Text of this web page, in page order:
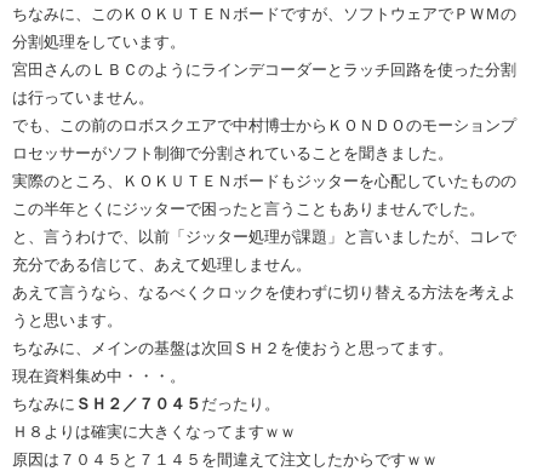
ちなみに、このＫＯＫＵＴＥＮボードですが、ソフトウェアでＰＷＭの
分割処理をしています。
宮田さんのＬＢＣのようにラインデコーダーとラッチ回路を使った分割
は行っていません。
でも、この前のロボスクエアで中村博士からＫＯＮＤＯのモーションプ
ロセッサーがソフト制御で分割されていることを聞きました。
実際のところ、ＫＯＫＵＴＥＮボードもジッターを心配していたものの
この半年とくにジッターで困ったと言うこともありませんでした。
と、言うわけで、以前「ジッター処理が課題」と言いましたが、コレで
充分である信じて、あえて処理しません。
あえて言うなら、なるべくクロックを使わずに切り替える方法を考えよ
うと思います。
ちなみに、メインの基盤は次回ＳＨ２を使おうと思ってます。
現在資料集め中・・・。
ちなみに ＳＨ２／７０４５だったり。
Ｈ８よりは確実に大きくなってますｗｗ
原因は７０４５と７１４５を間違えて注文したからですｗｗ